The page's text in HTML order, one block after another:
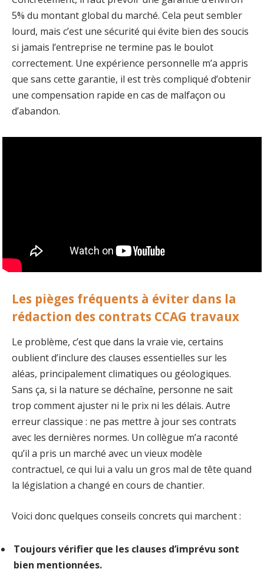
5% du montant global du marché. Cela peut sembler
lourd, mais c’est une sécurité qui évite bien des soucis
si jamais l’entreprise ne termine pas le boulot
correctement. Une expérience personnelle m’a appris
que sans cette garantie, il est très compliqué d’obtenir
une compensation rapide en cas de malfaçon ou
d’abandon.
Les pièges fréquents à éviter dans la
rédaction des contrats CCAG travaux
Le problème, c’est que dans la vraie vie, certains
oublient d’inclure des clauses essentielles sur les
aléas, principalement climatiques ou géologiques.
Sans ça, si la nature se déchaîne, personne ne sait
trop comment ajuster ni le prix ni les délais. Autre
erreur classique : ne pas mettre à jour ses contrats
avec les dernières normes. Un collègue m’a raconté
qu’il a pris un marché avec un vieux modèle
contractuel, ce qui lui a valu un gros mal de tête quand
la législation a changé en cours de chantier.
Voici donc quelques conseils concrets qui marchent :
Toujours vérifier que les clauses d’imprévu sont
bien mentionnées.